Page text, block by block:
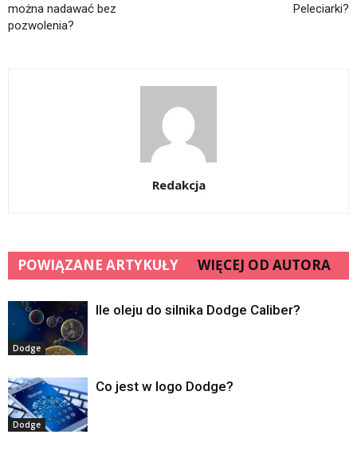
można nadawać bez
pozwolenia?
Peleciarki?
Redakcja
POWIĄZANE ARTYKUŁY WIĘCEJ OD AUTORA
Dodge
Ile oleju do silnika Dodge Caliber?
Dodge
Co jest w logo Dodge?